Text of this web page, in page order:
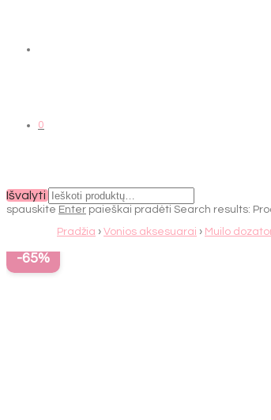
0
Išvalyti
spauskite Enter paieškai pradėti Search results:
Pradžia › Vonios aksesuarai › Muilo
-65%